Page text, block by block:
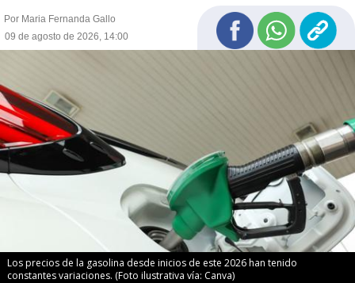
Por Maria Fernanda Gallo
09 de agosto de 2026, 14:00
Los precios de la gasolina desde inicios de este 2026 han tenido
constantes variaciones. (Foto ilustrativa vía: Canva)